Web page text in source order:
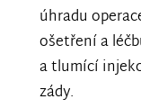
úhradu
ošetření a
a tlumící
zády.